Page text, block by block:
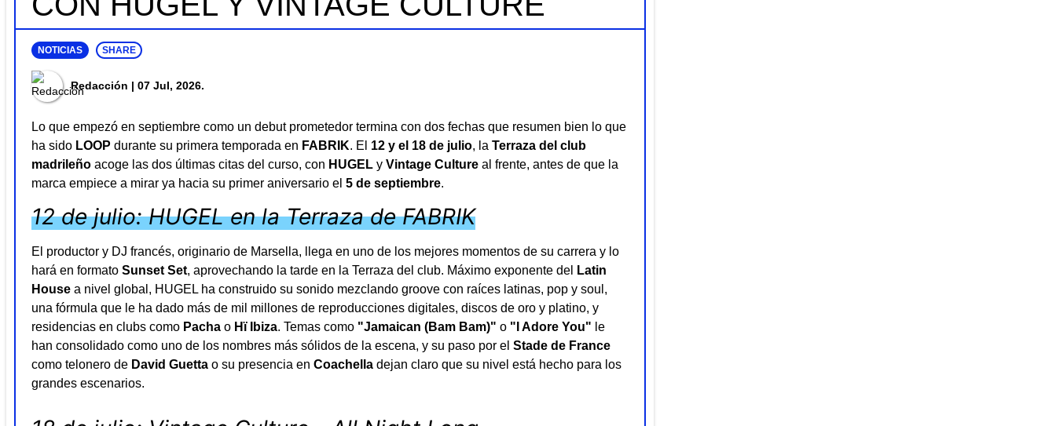
NOTICIAS SHARE
Redacción | 07 Jul, 2026.
Lo que empezó en septiembre como un debut prometedor termina con dos fechas que resumen bien lo que
ha sido LOOP durante su primera temporada en FABRIK. El 12 y el 18 de julio, la Terraza del club
madrileño acoge las dos últimas citas del curso, con HUGEL y Vintage Culture al frente, antes de que la
marca empiece a mirar ya hacia su primer aniversario el 5 de septiembre.
12 de julio: HUGEL en la Terraza de FABRIK
El productor y DJ francés, originario de Marsella, llega en uno de los mejores momentos de su carrera y lo
hará en formato Sunset Set, aprovechando la tarde en la Terraza del club. Máximo exponente del
Latin
House a nivel global, HUGEL ha construido su sonido mezclando groove con raíces latinas, pop y soul,
una fórmula que le ha dado más de mil millones de reproducciones digitales, discos de oro y platino, y
residencias en clubs como Pacha o Hï Ibiza. Temas como "Jamaican (Bam Bam)" o "I Adore You" le
han consolidado como uno de los nombres más sólidos de la escena, y su paso por el Stade de France
como telonero de David Guetta o su presencia en Coachella dejan claro que su nivel está hecho para los
grandes escenarios.